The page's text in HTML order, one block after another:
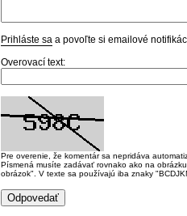
Prihláste sa a povoľte si emailové
Overovací text:
Pre overenie, že komentár sa nepridáva
Písmená musíte zadávať rovnako ako na
obrázok". V texte sa používajú iba znaky